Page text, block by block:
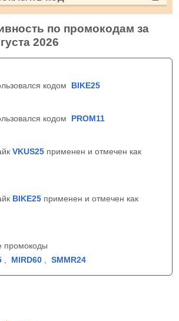
по промокодам за
2026
кодом BIKE25
кодом PROM11
VKUS25 применен и отмечен как
BIKE25 применен и отмечен как
промокоды
MIRD60 SMMR24